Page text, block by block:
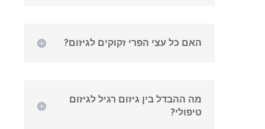
האם כל עצי הפרי זקוקים לגיזום?
מה ההבדל בין גיזום רגיל לגיזום
טיפולי?